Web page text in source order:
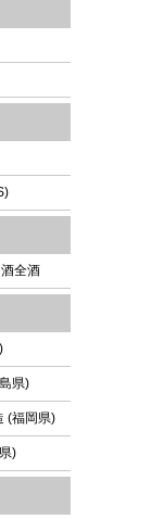
全酒
県)
(福岡県)
)